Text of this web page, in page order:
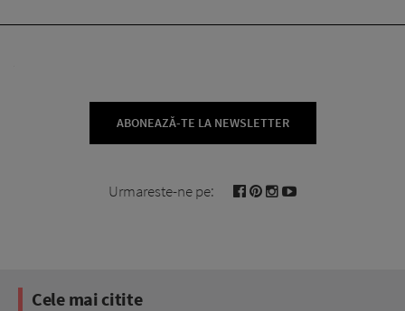
ABONEAZĂ-TE LA NEWSLETTER
Urmareste-ne pe:
Cele mai citite